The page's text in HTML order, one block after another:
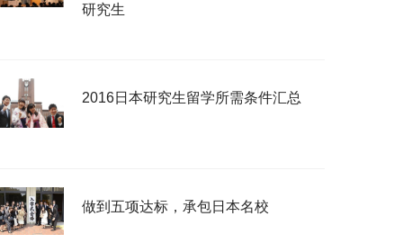
研究生
2016日本研究生留学所需条件汇总
做到五项达标，承包日本名校